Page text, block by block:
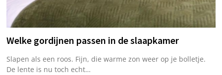
Welke gordijnen passen in de slaapkamer
Slapen als een roos. Fijn, die warme zon weer op je bolletje.
De lente is nu toch echt…